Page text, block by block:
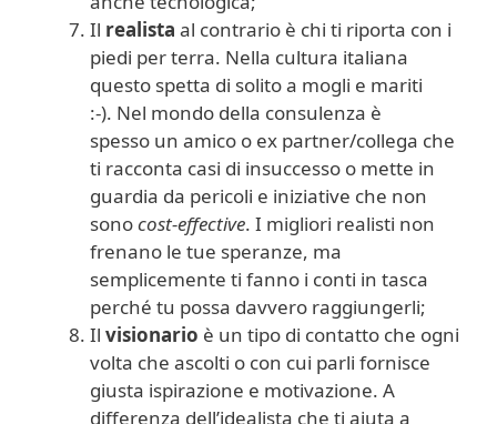
Il realista al contrario è chi ti riporta con i
piedi per terra. Nella cultura italiana
questo spetta di solito a mogli e mariti
:-). Nel mondo della consulenza è
spesso un amico o ex partner/collega che
ti racconta casi di insuccesso o mette in
guardia da pericoli e iniziative che non
sonocost-effective. I migliori realisti non
frenano le tue speranze, ma
semplicemente ti fanno i conti in tasca
perché tu possa davvero raggiungerli;
Il visionario è un tipo di contatto che ogni
volta che ascolti o con cui parli fornisce
giusta ispirazione e motivazione. A
differenza dell’idealista che ti aiuta a